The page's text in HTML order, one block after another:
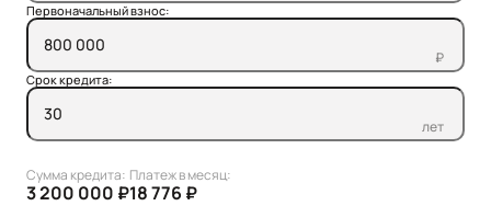
Первоначальный взнос:
₽
Срок кредита:
лет
Сумма кредита:
3 200 000 ₽
Платеж в месяц:
18 776 ₽